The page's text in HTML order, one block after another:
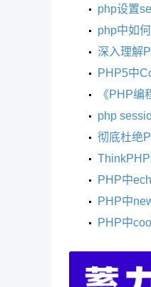
php设置
php中如
深入理解
PHP5中
《PHP
php
彻底杜绝
PHP中
PHP中
PHP中